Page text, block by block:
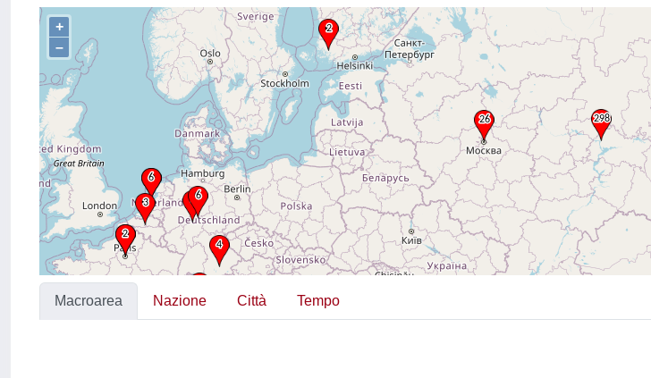
+
–
Macroarea Nazione Città Tempo